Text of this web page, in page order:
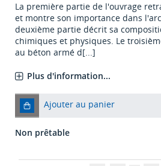
La première partie de l'ouvrage
et montre son importance dans
deuxième partie décrit sa
chimiques et physiques. Le
au béton armé d[...]
Plus d'information...
Ajouter au panier
Non prêtable